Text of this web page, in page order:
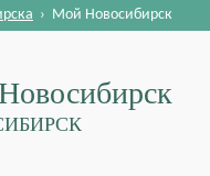
› Мой Новосибирск